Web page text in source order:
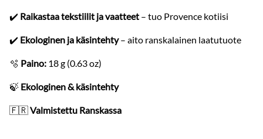
✔️ Raikastaa tekstiilit ja vaatteet – tuo Provence kotiisi
✔️ Ekologinen ja käsintehty– aito ranskalainen laatutuote
🫧 Paino: 18 g (0.63 oz)
🍃 Ekologinen & käsintehty
🇫🇷Valmistettu Ranskassa